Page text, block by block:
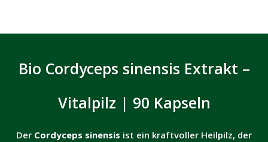
Bio Cordyceps sinensis Extrakt –
Vitalpilz | 90 Kapseln
Der Cordyceps sinensis ist ein kraftvoller Heilpilz, der